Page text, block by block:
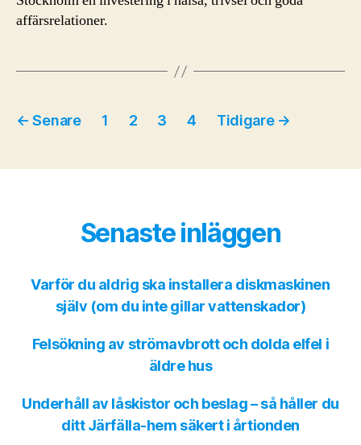
affärsrelationer.
Inläggsnavigering
← Senare 1 2 3 4 Tidigare →
Senaste inläggen
Varför du aldrig ska installera diskmaskinen
själv (om du inte gillar vattenskador)
Felsökning av strömavbrott och dolda elfel i
äldre hus
Underhåll av låskistor och beslag – så håller du
ditt Järfälla-hem säkert i årtionden